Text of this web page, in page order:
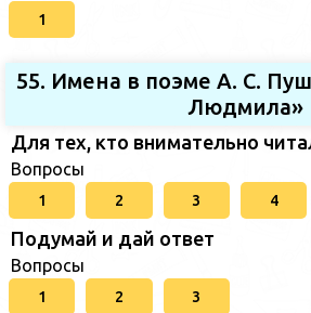
1
55. Имена в поэме А. С.
Людмила»
Для тех, кто внимательно
Вопросы
1 2 3 4
Подумай и дай ответ
Вопросы
1 2 3